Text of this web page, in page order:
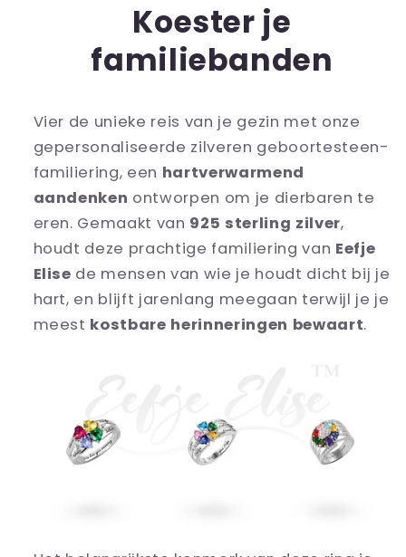
Koester je
familiebanden
Vier de unieke reis van je gezin met onze
gepersonaliseerde zilveren geboortesteen-
familiering, een hartverwarmend
aandenken ontworpen om je dierbaren te
eren. Gemaakt van 925 sterling zilver,
houdt deze prachtige familiering van Eefje
Elise de mensen van wie je houdt dicht bij je
hart, en blijft jarenlang meegaan terwijl je je
meest kostbare herinneringen bewaart.